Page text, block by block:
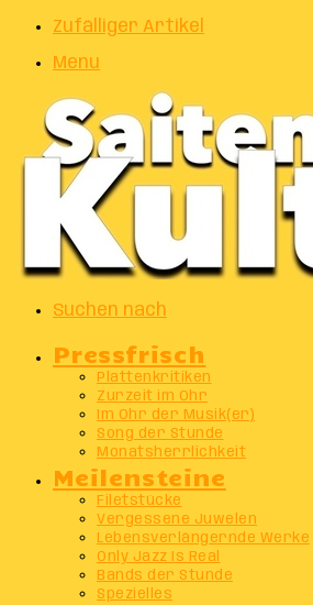
Zufälliger Artikel
Menu
Suchen nach
Pressfrisch
Plattenkritiken
Zurzeit im Ohr
Im Ohr der Musik(er)
Song der Stunde
Monatsherrlichkeit
Meilensteine
Filetstücke
Vergessene Juwelen
Lebensverlängernde Werke
Only Jazz Is Real
Bands der Stunde
Spezielles